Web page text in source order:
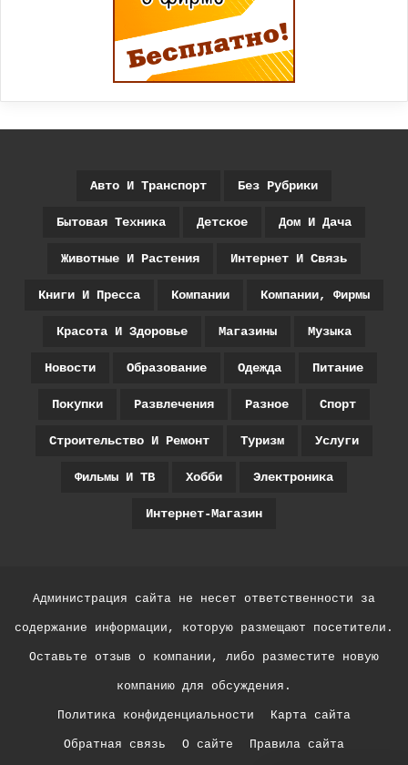
Авто И Транспорт Без Рубрики
Бытовая Техника Детское Дом И Дача
Животные И Растения Интернет И Связь
Книги И Пресса Компании Компании, Фирмы
Красота И Здоровье Магазины Музыка
Новости Образование Одежда Питание
Покупки Развлечения Разное Спорт
Строительство И Ремонт Туризм Услуги
Фильмы И ТВ Хобби Электроника
Интернет-Магазин
Администрация сайта не несет ответственности за
содержание информации, которую размещают посетители.
Оставьте отзыв о компании, либо разместите новую
компанию для обсуждения.
Политика конфиденциальности Карта сайта
Обратная связь О сайте Правила сайта